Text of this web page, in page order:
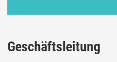
Geschäftsleitung